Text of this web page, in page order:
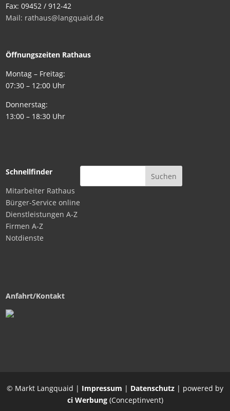
Fax: 09452 / 912-42
Mail: rathaus@langquaid.de
Öffnungszeiten Rathaus
Montag – Freitag:
07:30 – 12:00 Uhr
Donnerstag:
13:00 – 18:30 Uhr
Schnellfinder
Mitarbeiter Rathaus
Bürger-Service online
Dienstleistungen A-Z
Firmen A-Z
Notdienste
Anfahrt/Kontakt
© Markt Langquaid | Impressum | Datenschutz | powered by
ci Werbung(Conceptinvent)